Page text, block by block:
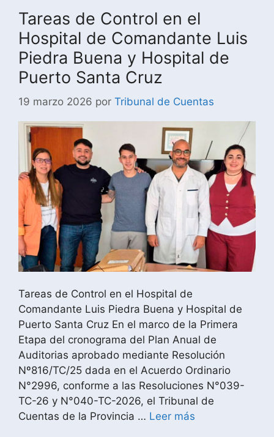
Tareas de Control en el
Hospital de Comandante Luis
Piedra Buena y Hospital de
Puerto Santa Cruz
19 marzo 2026 por Tribunal de Cuentas
Tareas de Control en el Hospital de
Comandante Luis Piedra Buena y Hospital de
Puerto Santa Cruz En el marco de la Primera
Etapa del cronograma del Plan Anual de
Auditorias aprobado mediante Resolución
Nº816/TC/25 dada en el Acuerdo Ordinario
N°2996, conforme a las Resoluciones N°039-
TC-26 y N°040-TC-2026, el Tribunal de
Cuentas de la Provincia … Leer más